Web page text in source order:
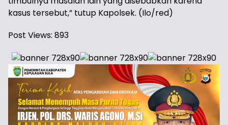
kasus tersebut,” tutup Kapolsek. (Ilo/red)
Post Views: 893